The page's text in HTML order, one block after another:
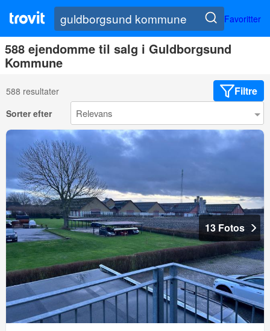
Favoritter
588 ejendomme til salg i Guldborgsund
Kommune
588 resultater Filtre
Sorter efter
13 Fotos